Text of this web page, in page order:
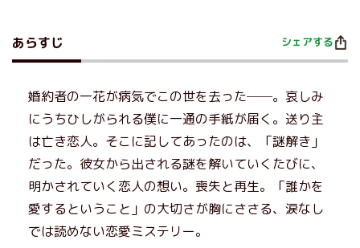
あらすじ シェアする
婚約者の一花が病気でこの世を去った──。哀しみ
にうちひしがられる僕に一通の手紙が届く。送り主
は亡き恋人。そこに記してあったのは、「謎解き」
だった。彼女から出される謎を解いていくたびに、
明かされていく恋人の想い。喪失と再生。「誰かを
愛するということ」の大切さが胸にささる、涙なし
では読めない恋愛ミステリー。